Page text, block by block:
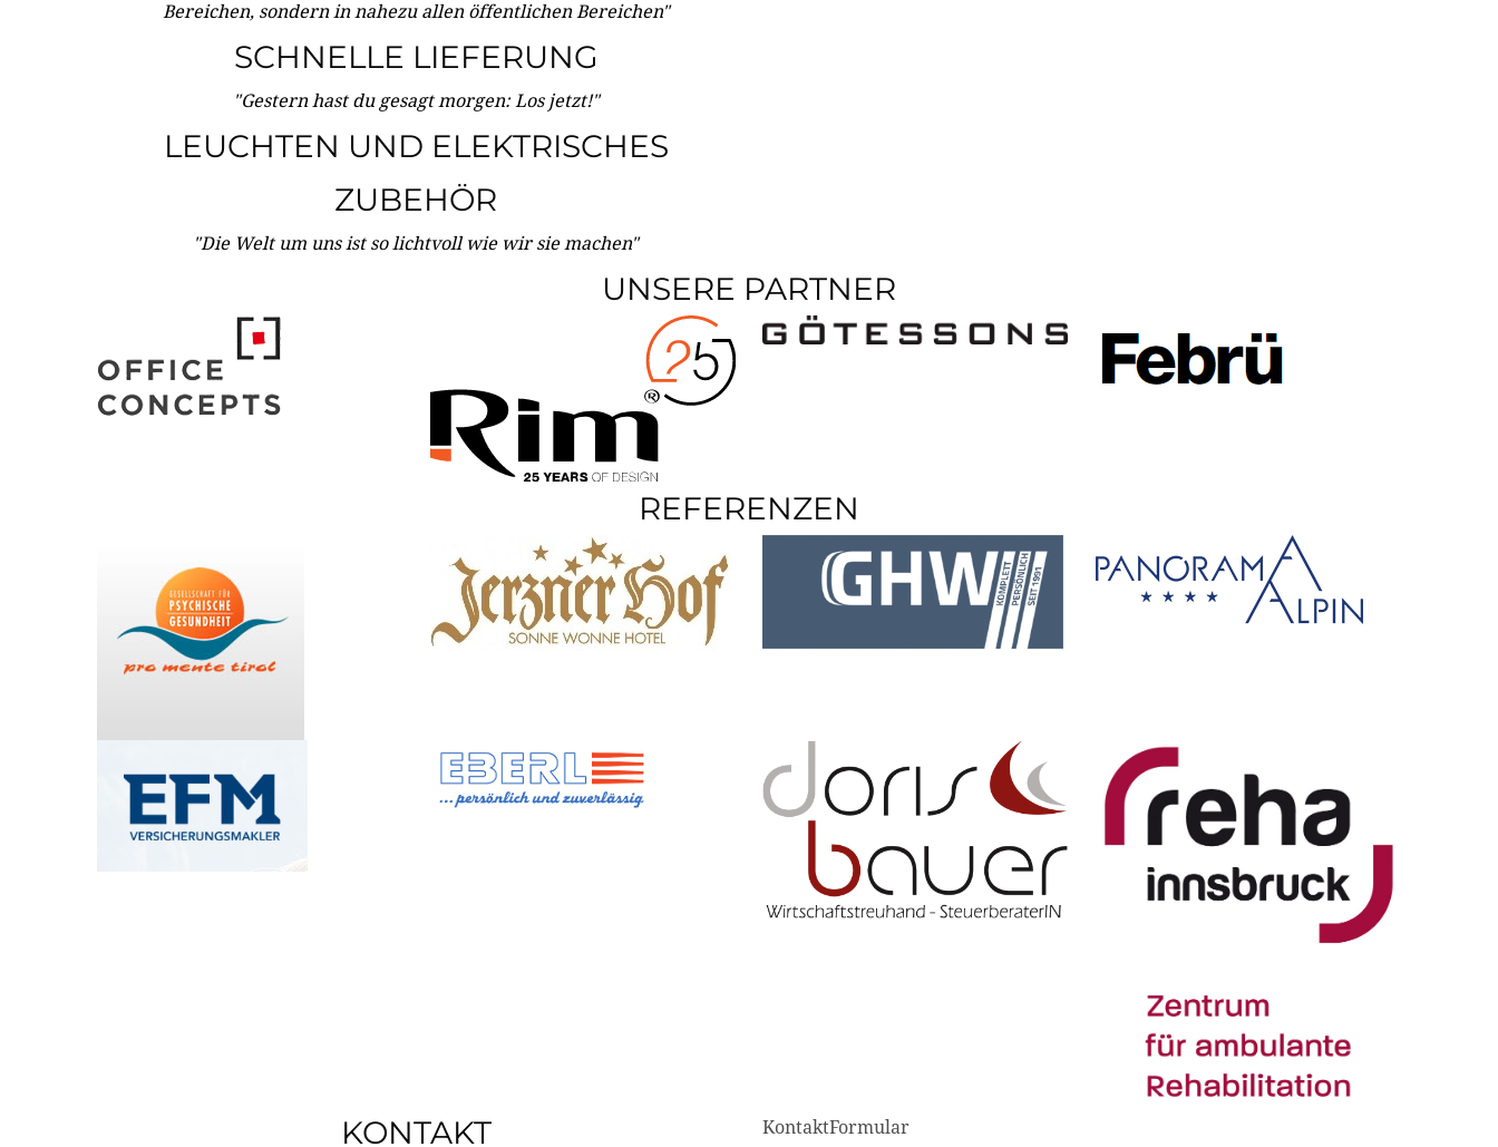
Bereichen, sondern in nahezu allen öffentlichen Bereichen"
SCHNELLE LIEFERUNG
"Gestern hast du gesagt morgen: Los jetzt!"
LEUCHTEN UND ELEKTRISCHES
ZUBEHÖR
"Die Welt um uns ist so lichtvoll wie wir sie machen"
UNSERE PARTNER
REFERENZEN
KONTAKT KontaktFormular